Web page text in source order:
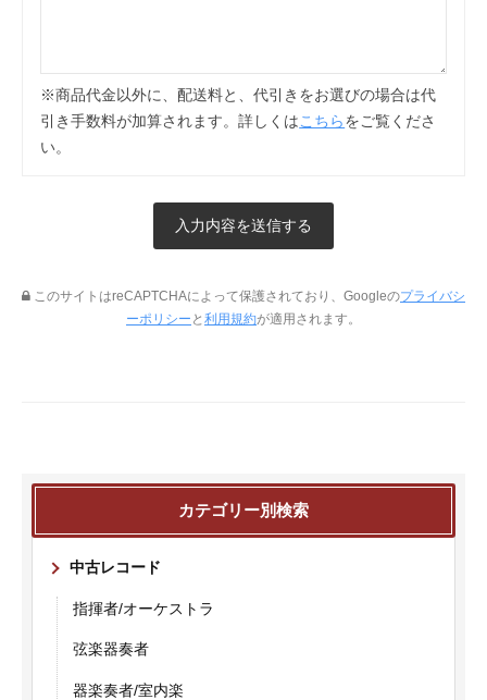
※商品代金以外に、配送料と、代引きをお選びの場合は代
引き手数料が加算されます。詳しくは こちら をご覧くださ
い。
このサイトはreCAPTCHAによって保護されており、Googleのプライバシ
ーポリシー と 利用規約が適用されます。
カテゴリー別検索
中古レコード
指揮者/オーケストラ
弦楽器奏者
器楽奏者/室内楽